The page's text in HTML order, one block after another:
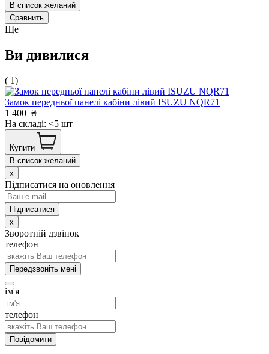
В список желаний
Сравнить
Ще
Ви дивилися
( 1)
Замок передньої панелі кабіни лівий ISUZU NQR71
1 400 ₴
На складі: <5 шт
Купити
В список желаний
x
Підписатися на оновлення
x
Зворотній дзвінок
телефон
Передзвоніть мені
ім'я
телефон
Повідомити